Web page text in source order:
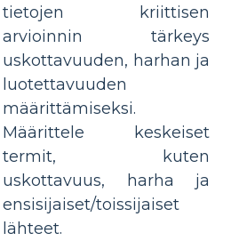
tietojen kriittisen
arvioinnin tärkeys
uskottavuuden, harhan ja
luotettavuuden
määrittämiseksi.
Määrittele keskeiset
termit, kuten
uskottavuus, harha ja
ensisijaiset/toissijaiset
lähteet.